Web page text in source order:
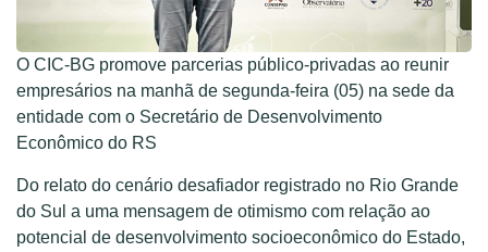
O CIC-BG promove parcerias público-privadas ao reunir
empresários na manhã de segunda-feira (05) na sede da
entidade com o Secretário de Desenvolvimento
Econômico do RS
Do relato do cenário desafiador registrado no Rio Grande
do Sul a uma mensagem de otimismo com relação ao
potencial de desenvolvimento socioeconômico do Estado,